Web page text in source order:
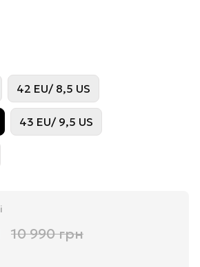
42 EU/ 8,5 US
43 EU/ 9,5 US
10 990 грн